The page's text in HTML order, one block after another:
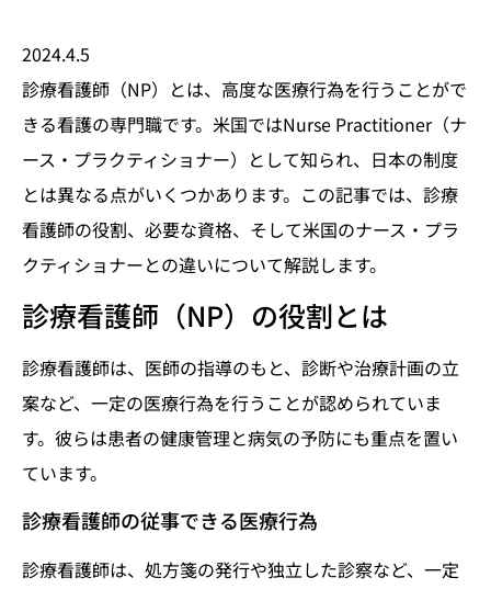
2024.4.5
診療看護師（NP）とは、高度な医療行為を行うことがで
きる看護の専門職です。米国ではNurse Practitioner（ナ
ース・プラクティショナー）として知られ、日本の制度
とは異なる点がいくつかあります。この記事では、診療
看護師の役割、必要な資格、そして米国のナース・プラ
クティショナーとの違いについて解説します。
診療看護師（NP）の役割とは
診療看護師は、医師の指導のもと、診断や治療計画の立
案など、一定の医療行為を行うことが認められていま
す。彼らは患者の健康管理と病気の予防にも重点を置い
ています。
診療看護師の従事できる医療行為
診療看護師は、処方箋の発行や独立した診察など、一定